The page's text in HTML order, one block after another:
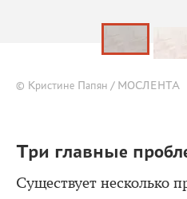
© Кристине Папян / МОСЛЕНТА
Три главные
Существует несколько